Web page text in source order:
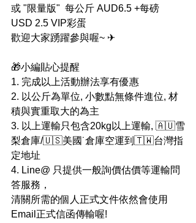
或 "限量版"  每公斤 AUD6.5 +每磅
USD 2.5 VIP彩蛋
歡迎大家踴躍參與喔~ ✈
🎁小編貼心提醒
1. 完成以上活動辦法享有優惠
2. 以公斤為單位, 小數點無條件進位, 材
積與實重取大的為主
3. 以上運輸只包含20kg以上運輸, 🇦🇺雪
梨倉庫/🇺🇸美國˙倉庫空運到🇹🇼台灣指
定地址
4. Line@ 只提供一般詢價估價等運輸問
答服務，
清關所需的個人正式文件依然會使用
Email正式信函傳輸喔!